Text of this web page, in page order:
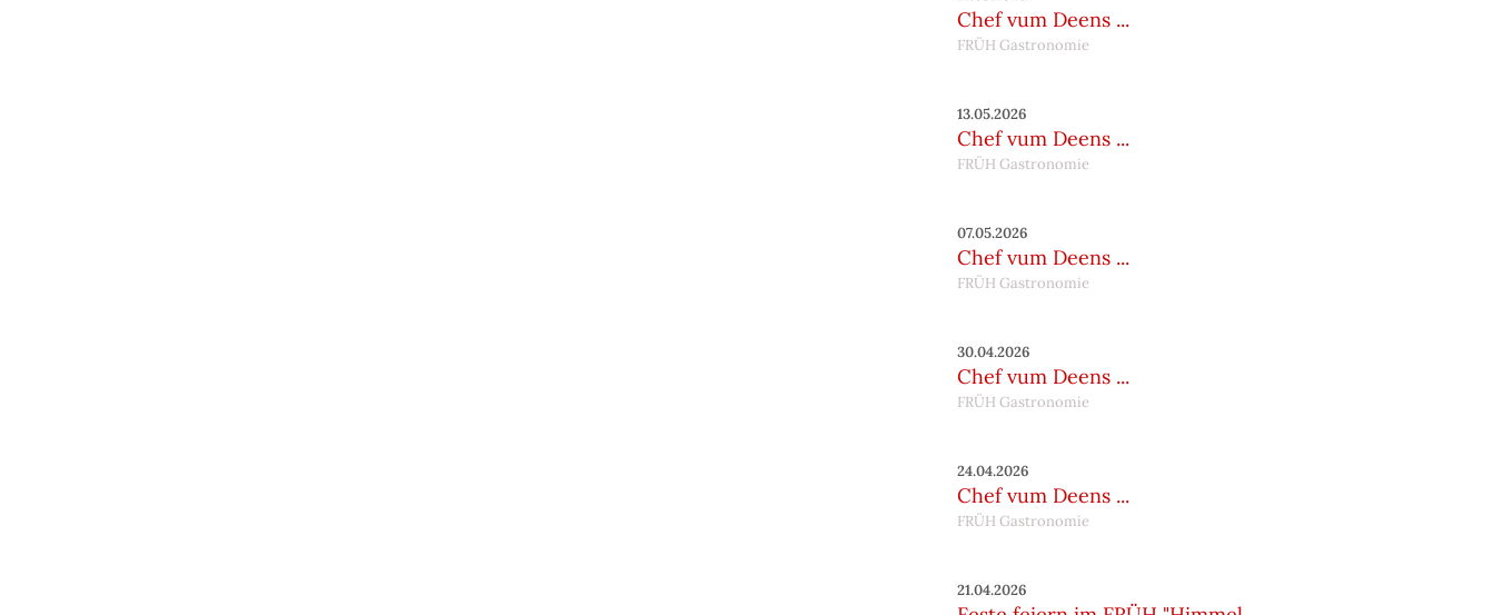
Chef vum Deens ...
FRÜH Gastronomie
13.05.2026
Chef vum Deens ...
FRÜH Gastronomie
07.05.2026
Chef vum Deens ...
FRÜH Gastronomie
30.04.2026
Chef vum Deens ...
FRÜH Gastronomie
24.04.2026
Chef vum Deens ...
FRÜH Gastronomie
21.04.2026